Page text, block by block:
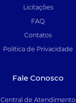
Licitações
FAQ
Contatos
Política de Privacidade
Fale Conosco
Central de Atendimento